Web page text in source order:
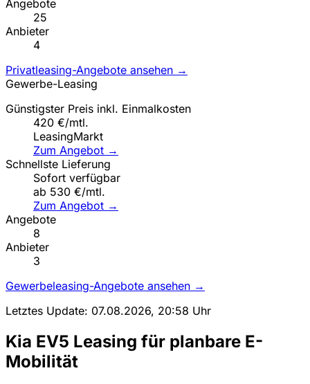
Angebote
25
Anbieter
4
Privatleasing-Angebote ansehen →
Gewerbe-Leasing
Günstigster Preis inkl. Einmalkosten
420 €/mtl.
LeasingMarkt
Zum Angebot →
Schnellste Lieferung
Sofort verfügbar
ab 530 €/mtl.
Zum Angebot →
Angebote
8
Anbieter
3
Gewerbeleasing-Angebote ansehen →
Letztes Update: 07.08.2026, 20:58 Uhr
Kia EV5 Leasing für planbare E-
Mobilität